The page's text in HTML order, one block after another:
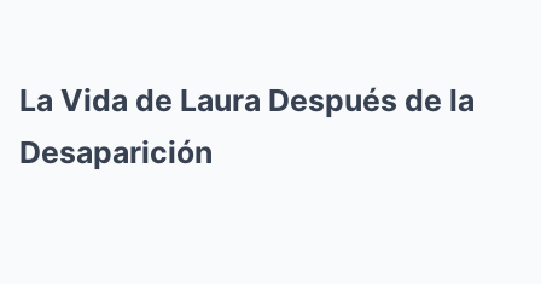
La Vida de Laura Después de la
Desaparición